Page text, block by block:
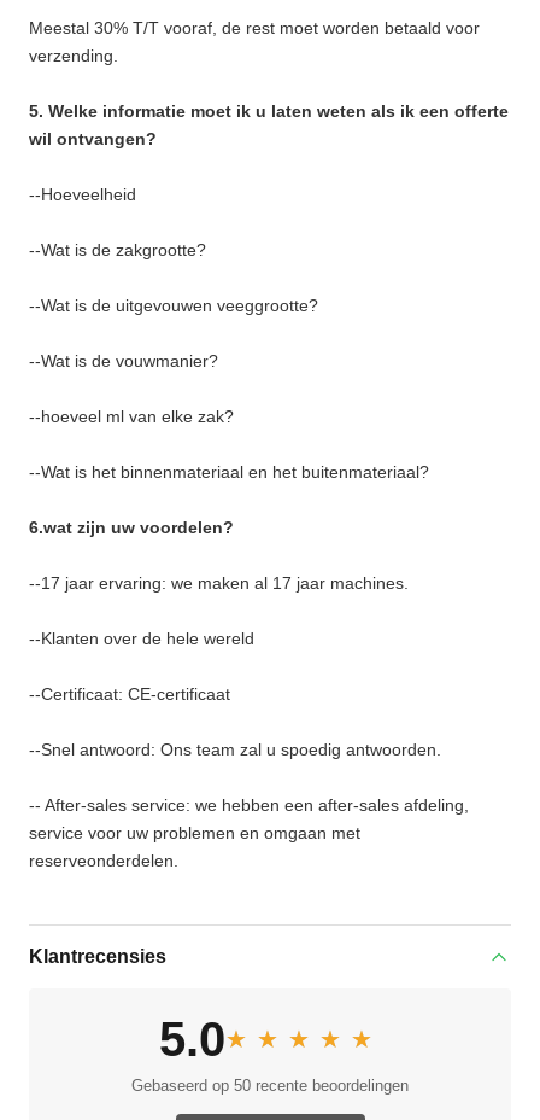
Meestal 30% T/T vooraf, de rest moet worden betaald voor
verzending.
5. Welke informatie moet ik u laten weten als ik een offerte
wil ontvangen?
--Hoeveelheid
--Wat is de zakgrootte?
--Wat is de uitgevouwen veeggrootte?
--Wat is de vouwmanier?
--hoeveel ml van elke zak?
--Wat is het binnenmateriaal en het buitenmateriaal?
6.wat zijn uw voordelen?
--17 jaar ervaring: we maken al 17 jaar machines.
--Klanten over de hele wereld
--Certificaat: CE-certificaat
--Snel antwoord: Ons team zal u spoedig antwoorden.
-- After-sales service: we hebben een after-sales afdeling,
service voor uw problemen en omgaan met
reserveonderdelen.
Klantrecensies
5.0★★★★★
★★★★★
Gebaseerd op 50 recente beoordelingen